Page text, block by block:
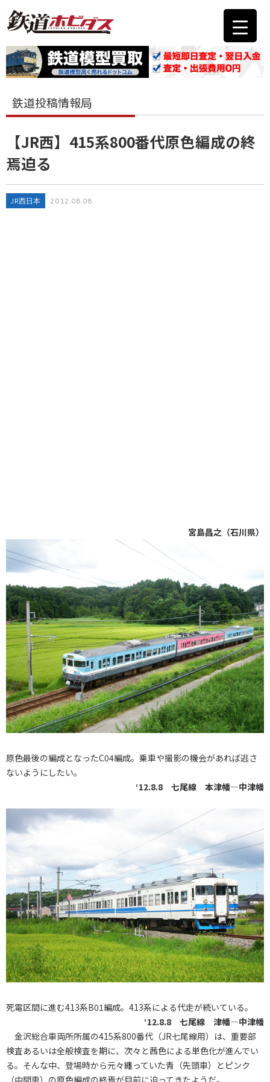
鉄道投稿情報局
【JR西】415系800番代原色編成の終
焉迫る
JR西日本 2012.08.08
宮島昌之（石川県）
原色最後の編成となったC04編成。乗車や撮影の機会があれば逃さ
ないようにしたい。
‘12.8.8 七尾線 本津幡―中津幡
死電区間に進む413系B01編成。413系による代走が続いている。
‘12.8.8 七尾線 津幡―中津幡
金沢総合車両所所属の415系800番代（JR七尾線用）は、重要部
検査あるいは全般検査を期に、次々と茜色による単色化が進んでい
る。そんな中、登場時から元々纏っていた青（先頭車）とピンク
（中間車）の原色編成の終焉が目前に迫ってきたようだ。